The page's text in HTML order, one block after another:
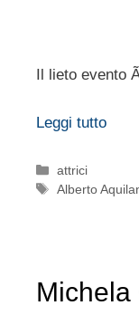
Il lieto evento
Leggi tutto
Categorie
attrici
Tag
Alberto